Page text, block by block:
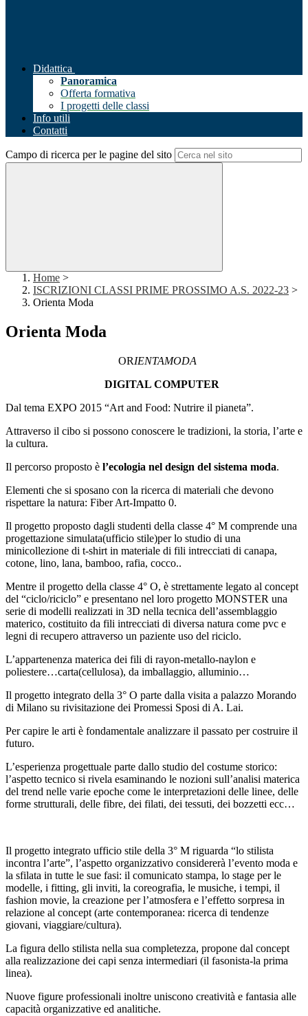
Didattica
Panoramica
Offerta formativa
I progetti delle classi
Info utili
Contatti
Campo di ricerca per le pagine del sito
Home >
ISCRIZIONI CLASSI PRIME PROSSIMO A.S. 2022-23 >
Orienta Moda
Orienta Moda
ORIENTAMODA
DIGITAL COMPUTER
Dal tema EXPO 2015 “Art and Food: Nutrire il pianeta”.
Attraverso il cibo si possono conoscere le tradizioni, la storia, l’arte e
la cultura.
Il percorso proposto è l’ecologia nel design del sistema moda.
Elementi che si sposano con la ricerca di materiali che devono
rispettare la natura: Fiber Art-Impatto 0.
Il progetto proposto dagli studenti della classe 4° M comprende una
progettazione simulata(ufficio stile)per lo studio di una
minicollezione di t-shirt in materiale di fili intrecciati di canapa,
cotone, lino, lana, bamboo, rafia, cocco..
Mentre il progetto della classe 4° O, è strettamente legato al concept
del “ciclo/riciclo” e presentano nel loro progetto MONSTER una
serie di modelli realizzati in 3D nella tecnica dell’assemblaggio
materico, costituito da fili intrecciati di diversa natura come pvc e
legni di recupero attraverso un paziente uso del riciclo.
L’appartenenza materica dei fili di rayon-metallo-naylon e
poliestere…carta(cellulosa), da imballaggio, alluminio…
Il progetto integrato della 3° O parte dalla visita a palazzo Morando
di Milano su rivisitazione dei Promessi Sposi di A. Lai.
Per capire le arti è fondamentale analizzare il passato per costruire il
futuro.
L’esperienza progettuale parte dallo studio del costume storico:
l’aspetto tecnico si rivela esaminando le nozioni sull’analisi materica
del trend nelle varie epoche come le interpretazioni delle linee, delle
forme strutturali, delle fibre, dei filati, dei tessuti, dei bozzetti ecc…
Il progetto integrato ufficio stile della 3° M riguarda “lo stilista
incontra l’arte”, l’aspetto organizzativo considererà l’evento moda e
la sfilata in tutte le sue fasi: il comunicato stampa, lo stage per le
modelle, i fitting, gli inviti, la coreografia, le musiche, i tempi, il
fashion movie, la creazione per l’atmosfera e l’effetto sorpresa in
relazione al concept (arte contemporanea: ricerca di tendenze
giovani, viaggiare/cultura).
La figura dello stilista nella sua completezza, propone dal concept
alla realizzazione dei capi senza intermediari (il fasonista-la prima
linea).
Nuove figure professionali inoltre uniscono creatività e fantasia alle
capacità organizzative ed analitiche.